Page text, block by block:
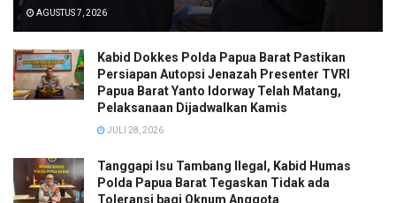
AGUSTUS 7, 2026
Kabid Dokkes Polda Papua Barat Pastikan
Persiapan Autopsi Jenazah Presenter TVRI
Papua Barat Yanto Idorway Telah Matang,
Pelaksanaan Dijadwalkan Kamis
JULI 28, 2026
Tanggapi Isu Tambang Ilegal, Kabid Humas
Polda Papua Barat Tegaskan Tidak ada
Toleransi bagi Oknum Anggota